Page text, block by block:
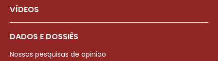
VÍDEOS
DADOS E DOSSIÊS
Nossas pesquisas de opinião